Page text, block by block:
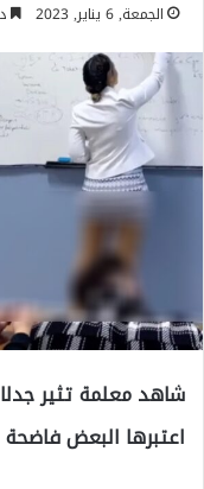
الجمعة, 6 يناير, 2023
شاهد معلمة تثير
اعتبرها البعض فاضحة